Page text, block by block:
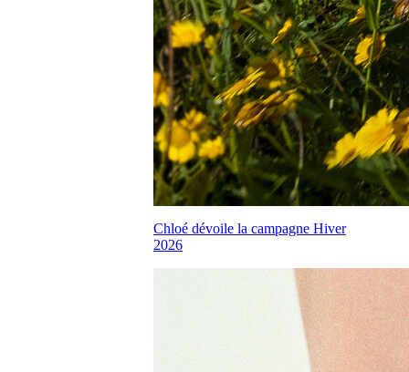
Chloé dévoile la campagne Hiver
2026